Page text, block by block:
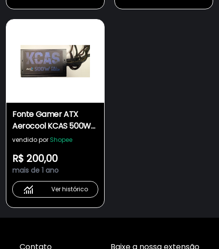
Fonte Gamer ATX
Aerocool KCAS 500W
80 Plus Full Range APFC
vendido por Shopee
R$ 200,00
mais de 1 ano
Ver histórico